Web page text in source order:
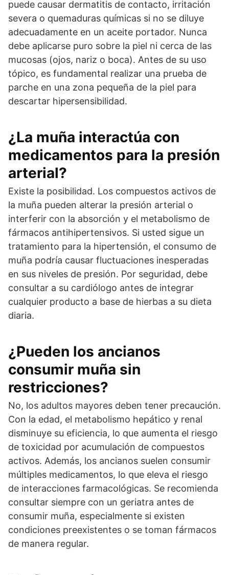
puede causar dermatitis de contacto, irritación
severa o quemaduras químicas si no se diluye
adecuadamente en un aceite portador. Nunca
debe aplicarse puro sobre la piel ni cerca de las
mucosas (ojos, nariz o boca). Antes de su uso
tópico, es fundamental realizar una prueba de
parche en una zona pequeña de la piel para
descartar hipersensibilidad.
¿La muña interactúa con
medicamentos para la presión
arterial?
Existe la posibilidad. Los compuestos activos de
la muña pueden alterar la presión arterial o
interferir con la absorción y el metabolismo de
fármacos antihipertensivos. Si usted sigue un
tratamiento para la hipertensión, el consumo de
muña podría causar fluctuaciones inesperadas
en sus niveles de presión. Por seguridad, debe
consultar a su cardiólogo antes de integrar
cualquier producto a base de hierbas a su dieta
diaria.
¿Pueden los ancianos
consumir muña sin
restricciones?
No, los adultos mayores deben tener precaución.
Con la edad, el metabolismo hepático y renal
disminuye su eficiencia, lo que aumenta el riesgo
de toxicidad por acumulación de compuestos
activos. Además, los ancianos suelen consumir
múltiples medicamentos, lo que eleva el riesgo
de interacciones farmacológicas. Se recomienda
consultar siempre con un geriatra antes de
consumir muña, especialmente si existen
condiciones preexistentes o se toman fármacos
de manera regular.